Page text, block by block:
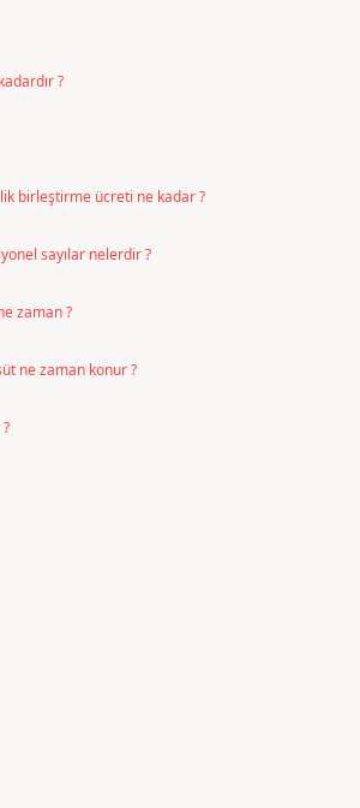
?
birleştirme ücreti ne kadar ?
sayılar nelerdir ?
zaman ?
ne zaman konur ?